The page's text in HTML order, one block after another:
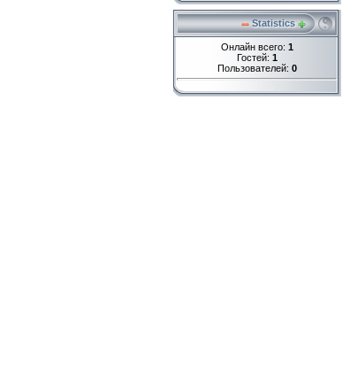
Statistics
Онлайн всего: 1
Гостей: 1
Пользователей: 0